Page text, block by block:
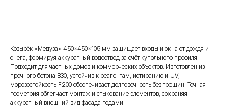
Козырёк «Медуза» 450×450×105 мм защищает входы и окна от дождя и
снега, формируя аккуратный водоотвод за счёт купольного профиля.
Подходит для частных домов и коммерческих объектов. Изготовлен из
прочного бетона В30, устойчив к реагентам, истиранию и UV;
морозостойкость F200 обеспечивает долговечность без трещин. Точная
геометрия облегчает монтаж и стыкование элементов, сохраняя
аккуратный внешний вид фасада годами.